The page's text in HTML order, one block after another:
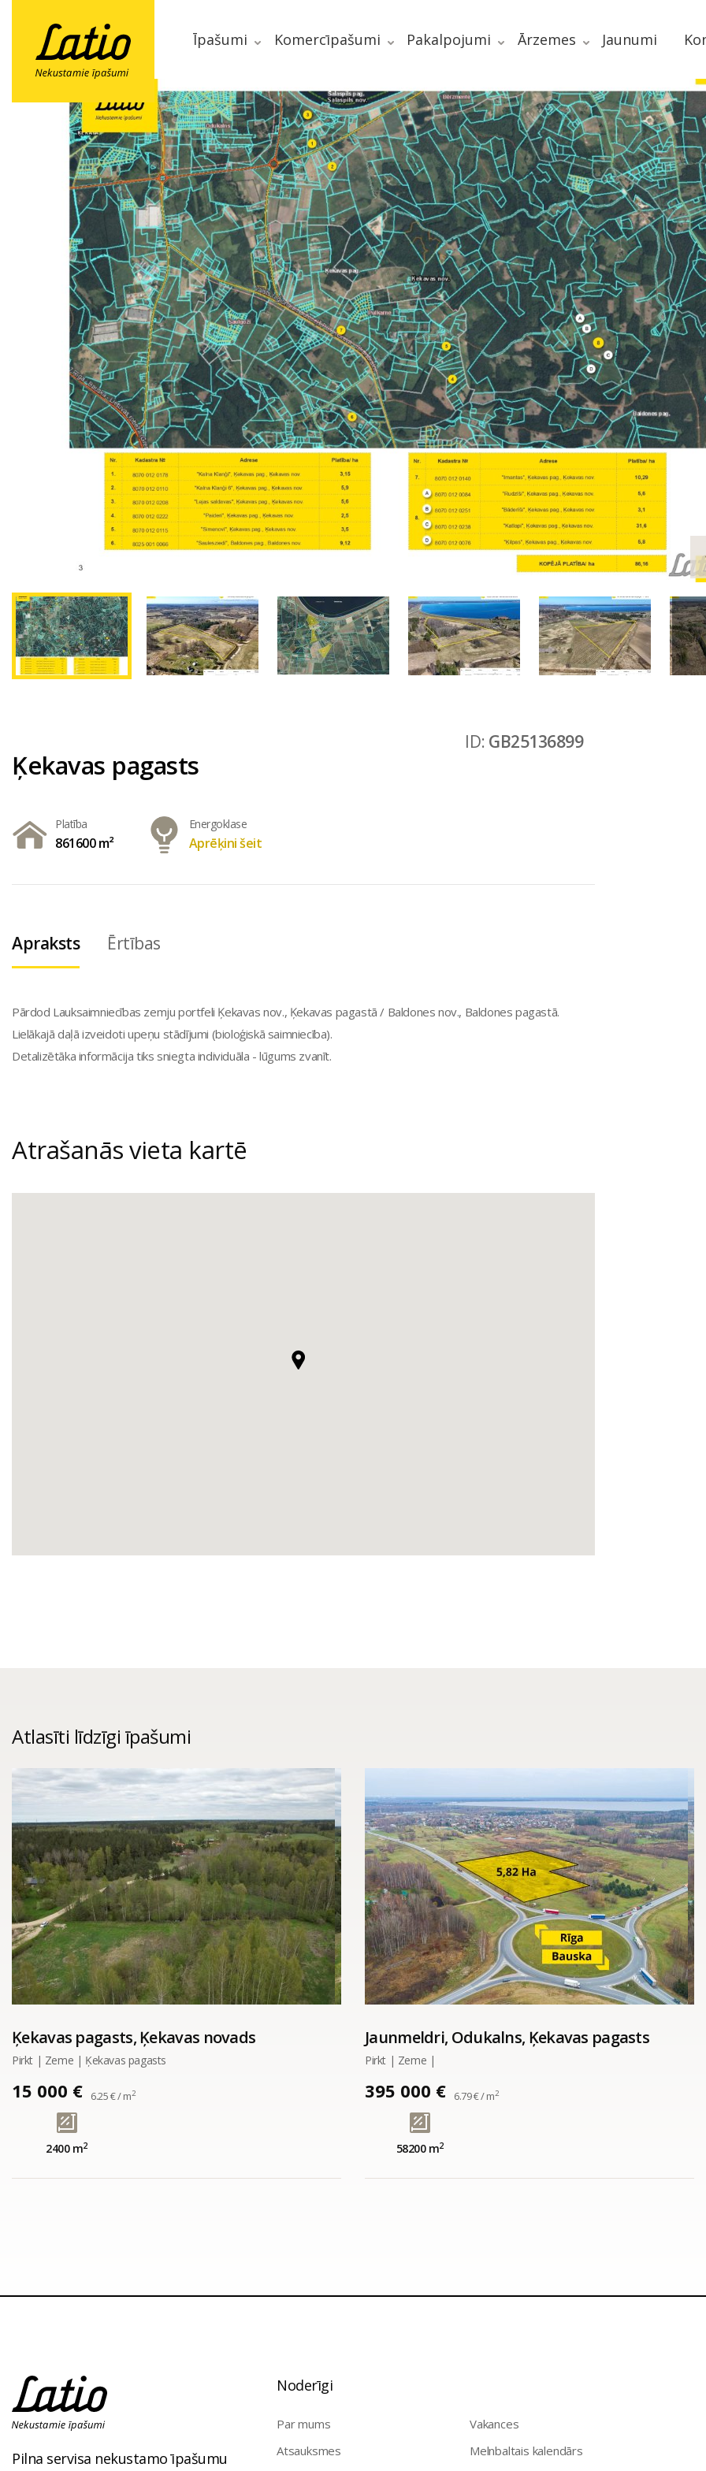
Īpašumi Komercīpašumi Pakalpojumi Ārzemes Jaunumi
ID: GB25136899
Ķekavas pagasts
Platība
861600 m²
Energoklase
Aprēķini šeit
Apraksts Ērtības
Pārdod Lauksaimniecības zemju portfeli Ķekavas nov., Ķekavas pagastā / Baldones nov., Baldones pagastā.
Lielākajā daļā izveidoti upeņu stādījumi (bioloģiskā saimniecība).
Detalizētāka informācija tiks sniegta individuāla - lūgums zvanīt.
Atrašanās vieta kartē
Atlasīti līdzīgi īpašumi
Ķekavas pagasts, Ķekavas novads
Pirkt | Zeme | Ķekavas pagasts
15 000 € 6.25 € / m2
2400 m2
Jaunmeldri, Odukalns, Ķekavas pagasts
Pirkt | Zeme |
395 000 € 6.79 € / m2
58200 m2
Pilna servisa nekustamo īpašumu
Noderīgi
Par mums
Atsauksmes
Vakances
Melnbaltais kalendārs